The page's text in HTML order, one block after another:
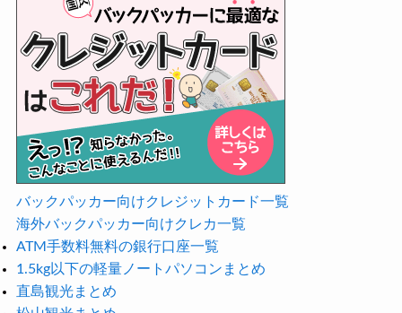
バックパッカー向けクレジットカード一覧
海外バックパッカー向けクレカ一覧
ATM手数料無料の銀行口座一覧
1.5kg以下の軽量ノートパソコンまとめ
直島観光まとめ